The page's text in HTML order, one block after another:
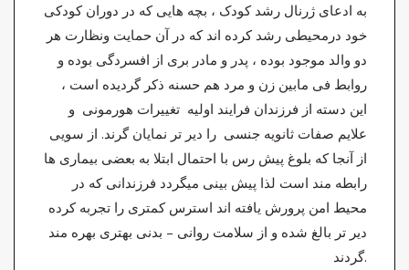
به ادعای ژرنال رشد کودک ، بچه هایی که در دوران کودکی
خود درمحیطی رشد کرده اند که در آن حمایت ونظارت هر
دو والد موجود بوده ، پدر و مادر بری از افسردگی بوده و
روابط فی مابین زن و مرد هم حسنه ذکر گردیده است ،
این دسته از فرزندان فرایند اولیه تغییرات هورمونی و
علایم صفات ثانویه جنسی را دیر تر نمایان گرند. از سویی
از آنجا که بلوغ پیش رس با احتمال ابتلا به بعضی بیماری ها
رابطه مند است لذا پیش بینی میگردد فرزندانی که در
محیط امن پرورش یافته اند استرس کمتری را تجربه کرده
دیر تر بالغ شده و از سلامت روانی – بدنی بهتری بهره مند
گردند.